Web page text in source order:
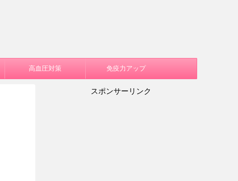
高血圧対策 免疫力アップ
スポンサーリンク